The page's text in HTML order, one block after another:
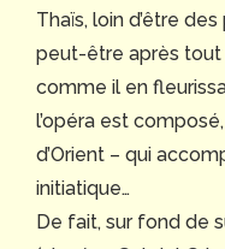
Thaïs, loin d’être
peut-être après tout
comme il en
l’opéra est
d’Orient – qui
initiatique…
De fait, sur fond de